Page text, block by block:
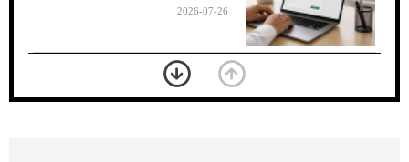
2026-07-26
بعد 7 أشهر من تعرضه لحادث مروع.. جوشوا
يفوز على برينغا بـ"الضربة القاضية" (فيديو)
2026-07-26